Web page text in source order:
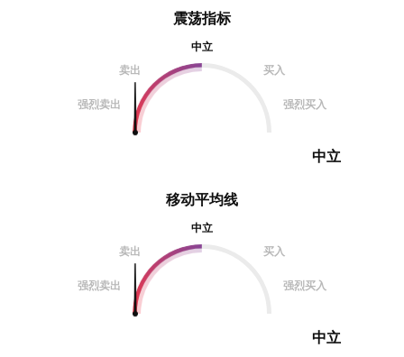
震荡指标
中立
卖出
买入
强烈卖出 强烈买入
中立
移动平均线
中立
卖出
买入
强烈卖出 强烈买入
中立